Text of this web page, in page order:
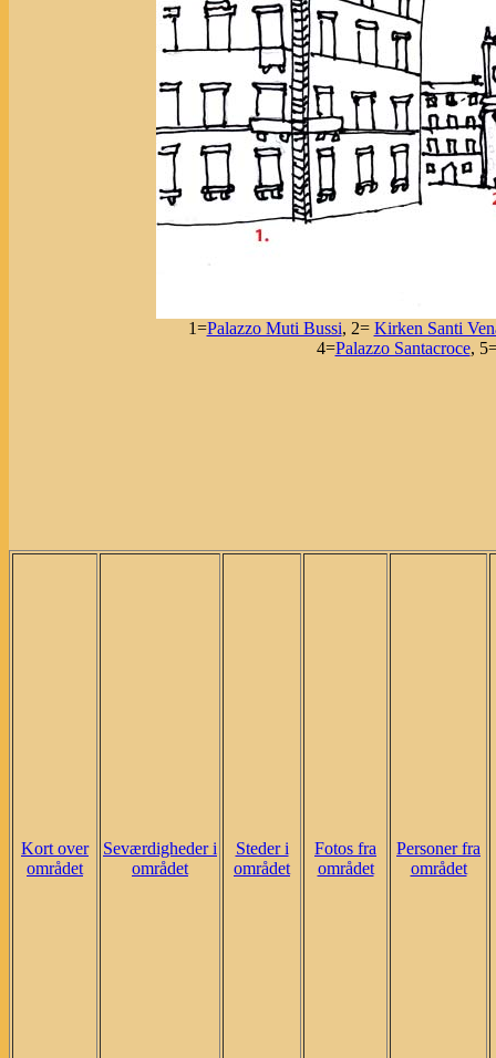
1=Palazzo Muti Bussi, 2= Kirken Santi
4=Palazzo Santacroce,
Kort over
området
Seværdigheder i
området
Steder i
området
Fotos fra
området
Personer fra
området